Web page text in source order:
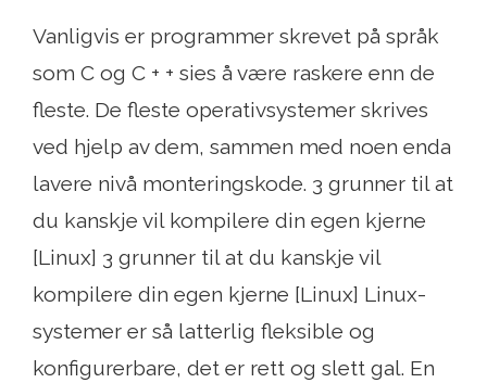
Vanligvis er programmer skrevet på språk
som C og C + + sies å være raskere enn de
fleste. De fleste operativsystemer skrives
ved hjelp av dem, sammen med noen enda
lavere nivå monteringskode. 3 grunner til at
du kanskje vil kompilere din egen kjerne
[Linux] 3 grunner til at du kanskje vil
kompilere din egen kjerne [Linux] Linux-
systemer er så latterlig fleksible og
konfigurerbare, det er rett og slett gal. En